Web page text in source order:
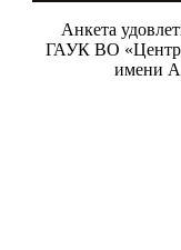
Анкета
ГАУК ВО «Центр
имени